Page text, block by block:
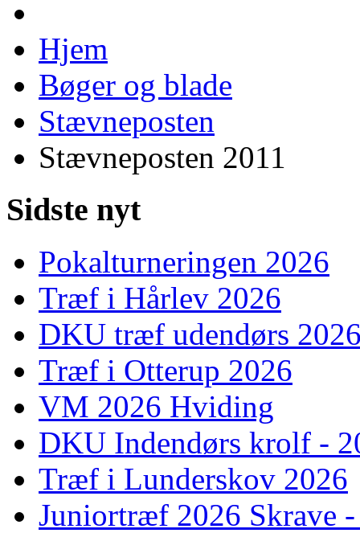
Hjem
Bøger og blade
Stævneposten
Stævneposten 2011
Sidste nyt
Pokalturneringen 2026
Træf i Hårlev 2026
DKU træf udendørs
Træf i Otterup 2026
VM 2026 Hviding
DKU Indendørs krolf -
Træf i Lunderskov 2026
Juniortræf 2026 Skrave